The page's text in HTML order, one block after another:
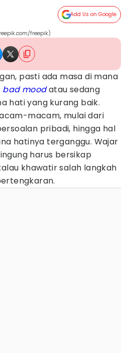
Add Us on Google
freepik)
pasti ada masa di mana
bad moodatau sedang
hati yang kurang baik.
macam, mulai dari
pribadi, hingga hal
hatinya terganggu. Wajar
harus bersikap
khawatir salah langkah